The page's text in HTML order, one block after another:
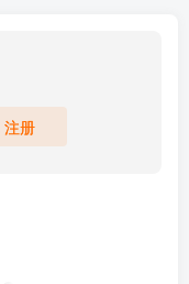
注册